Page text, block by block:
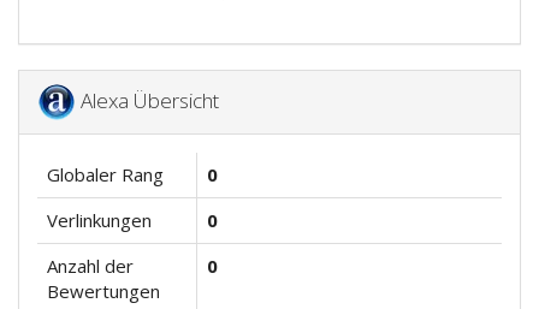
Alexa Übersicht
Globaler Rang
0
Verlinkungen
0
Anzahl der
Bewertungen
0